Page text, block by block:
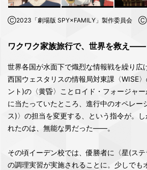
Ⓒ2023「劇場版 SPY×FAMILY」製作委員会 Ⓒ
ワクワク家族旅行で、世界を救え――
世界各国が水面下で熾烈な情報戦を繰り広
西国ウェスタリスの情報局対東課〈WISE
ント)の〈黄昏〉ことロイド・フォージャ
に当たっていたところ、進行中のオペレー
ス)〉の担当を変更する、という指令が。
れたのは、無能な男だった――。
その頃イーデン校では、優勝者に〈星(ス
の調理実習が実施されることに。少しでも